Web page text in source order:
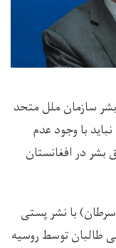
سازمان ملل متحد
با وجود عدم
در افغانستان
آقای بنت ناوقت امروز (شنبه، ۱۴ سرطان) با نشر پستی
توسط روسیه